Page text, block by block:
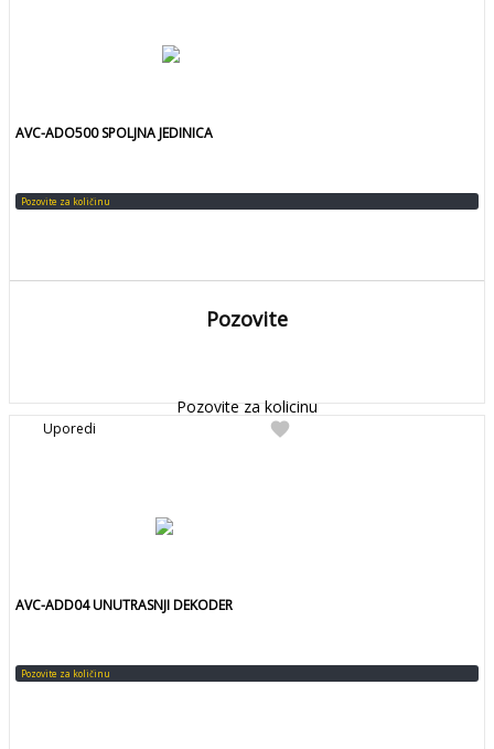
AVC-ADO500 SPOLJNA JEDINICA
Pozovite za količinu
Pozovite
Pozovite za kolicinu
favorite
Uporedi
AVC-ADD04 UNUTRASNJI DEKODER
Pozovite za količinu